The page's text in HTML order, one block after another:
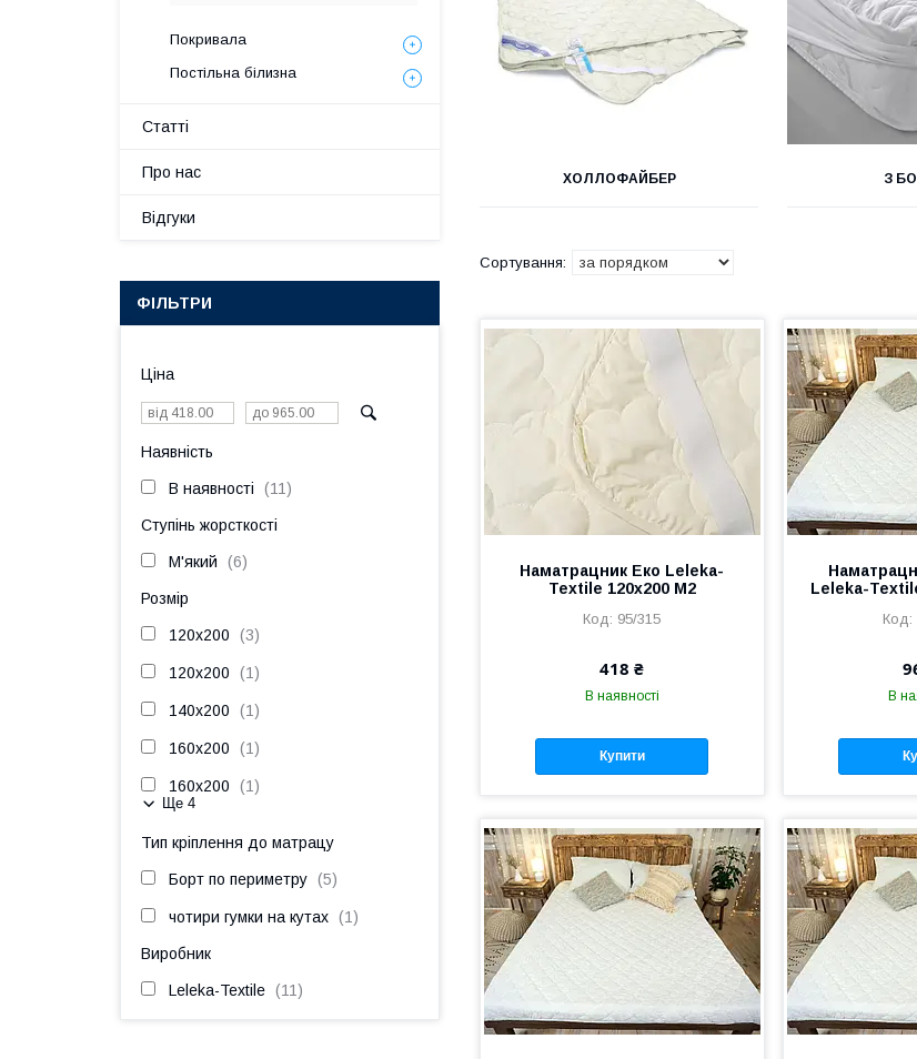
ХОЛЛОФАЙБЕР З
Наматрацник Еко Leleka-
Textile 120х200 М2
95/315
418 ₴
В наявності
Купити
Leleka-
В
Покривала
Постільна білизна
Статті
Про нас
Відгуки
ФІЛЬТРИ
Ціна
Наявність
В наявності 11
Ступінь жорсткості
М'який 6
Розмір
120x200 3
120х200 1
140х200 1
160x200 1
160х200 1
Ще 4
Тип кріплення до матрацу
Борт по периметру 5
чотири гумки на кутах 1
Виробник
Leleka-Textile 11